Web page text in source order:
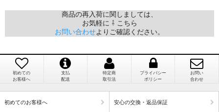
注文のキャンセルは可能ですか？
お取り寄せ商品となっておりますため、仕入先へ発
注後のキャンセルは受け付けかねます。
埼玉県 K・I 様 （女性）
「購入してから商品到着までメールを何度か頂
新潟県 A・K 様 （女性）
商品の再入荷に関しましては、
お気軽に ⇩ こちら
お問い合わせよりご確認ください。
初めての
お客様へ
支払
配送
特定商
取引法
プライバシー
ポリシー
お問い
合わせ
初めてのお客様へ 安心の交換・返品保証